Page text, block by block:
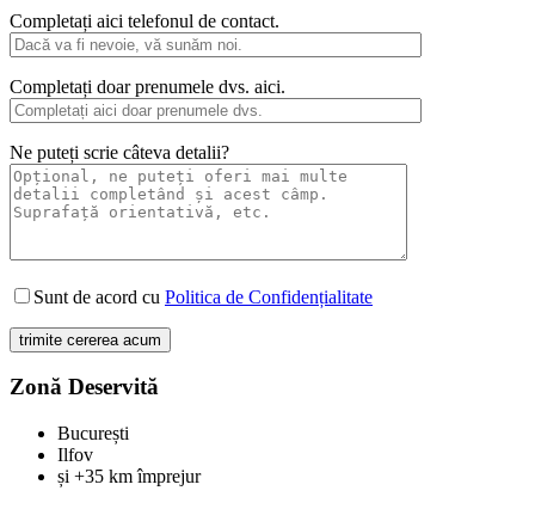
Completați aici telefonul de contact.
Completați doar prenumele dvs. aici.
Ne puteți scrie câteva detalii?
Sunt de acord cu Politica de Confidențialitate
Zonă Deservită
București
Ilfov
și +35 km împrejur